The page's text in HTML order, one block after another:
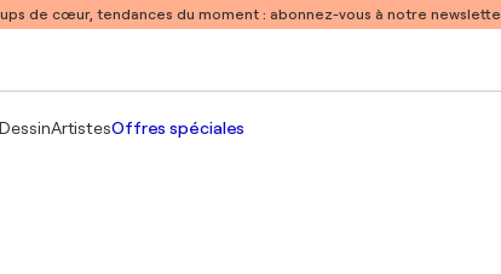
de cœur, tendances du moment : abonnez-vous à notre
DessinArtistesOffres spéciales